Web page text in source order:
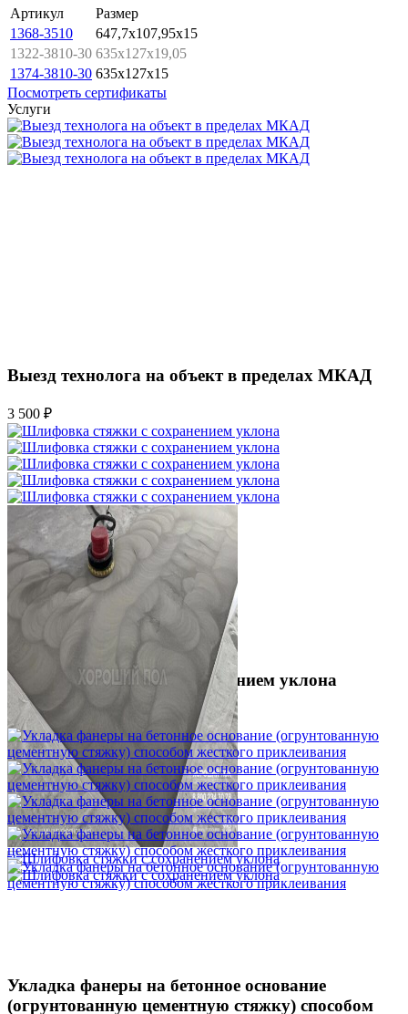
Артикул
Размер
1368-3510
647,7x107,95x15
1322-3810-30 635x127x19,05
1374-3810-30 635x127x15
Посмотреть сертификаты
Услуги
Выезд технолога на объект в пределах МКАД
3 500 ₽
Шлифовка стяжки с сохранением уклона
1 500 ₽
Укладка фанеры на бетонное основание
(огрунтованную цементную стяжку) способом